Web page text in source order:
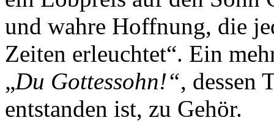
und wahre Hoffnung, die
Zeiten erleuchtet“. Ein
„Du Gottessohn!“, dessen
entstanden ist, zu Gehör.